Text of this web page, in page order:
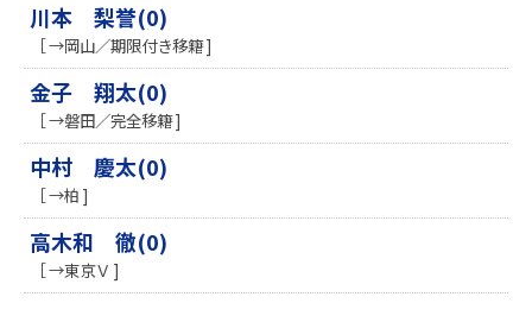
川本 梨誉(0)
［ →岡山／期限付き移籍 ]
金子 翔太(0)
［ →磐田／完全移籍 ]
中村 慶太(0)
［ →柏 ]
高木和 徹(0)
［ →東京Ｖ ]